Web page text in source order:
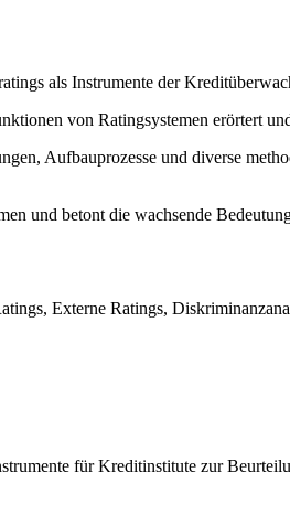
als Instrumente der
von Ratingsystemen erörtert
Aufbauprozesse und diverse
und betont die wachsende
Externe Ratings,
für Kreditinstitute zur